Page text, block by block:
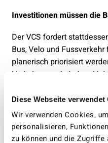
Diese Webseite verwendet
Wir verwenden Cookies,
personalisieren,
zu können und die Zugriffe
Investitionen müssen die
Der VCS fordert
Bus, Velo und
planerisch priorisiert
Verkehrswende bei und
zum Klimaschutz.
vor Strassenausbauten
nötig ein Bahnausbau im
Milliarden ist. Nur so kann
Verschiebung vom